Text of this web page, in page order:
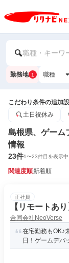
職種・キーワ
勤務地 1 職種
こだわり条件の追加
土日祝休み
島根県、ゲーム
情報
23件1〜23件目を表示中
関連度順新着順
正社員
【リモートあ
合同会社NeoVerse
在宅勤務もOK♪
日！ゲームデバ